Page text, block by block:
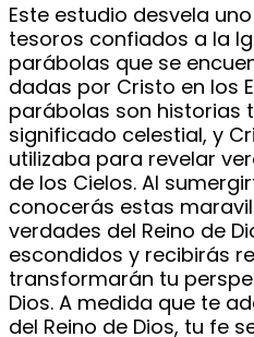
Este estudio desvela
tesoros confiados a la
parábolas que se
dadas por Cristo en los
parábolas son historias
significado celestial, y
utilizaba para revelar
de los Cielos. Al
conocerás estas
verdades del Reino de
escondidos y recibirás
transformarán tu
Dios. A medida que te
del Reino de Dios, tu fe